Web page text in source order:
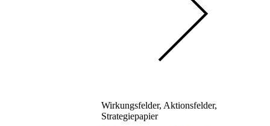
Wirkungsfelder, Aktionsfelder,
Strategiepapier